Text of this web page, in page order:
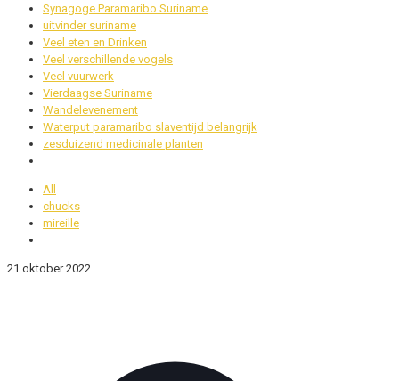
Synagoge Paramaribo Suriname
uitvinder suriname
Veel eten en Drinken
Veel verschillende vogels
Veel vuurwerk
Vierdaagse Suriname
Wandelevenement
Waterput paramaribo slaventijd belangrijk
zesduizend medicinale planten
All
chucks
mireille
21 oktober 2022